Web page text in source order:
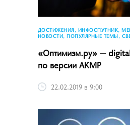
ДОСТИЖЕНИЯ, ИНФОСПУТНИК,
НОВОСТИ, ПОПУЛЯРНЫЕ ТЕМЫ,
«Оптимизм.ру» —
по версии АКМР
22.02.2019 в 9:00